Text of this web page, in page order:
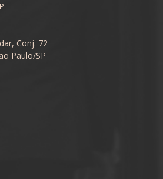
Conj. 72
Paulo/SP